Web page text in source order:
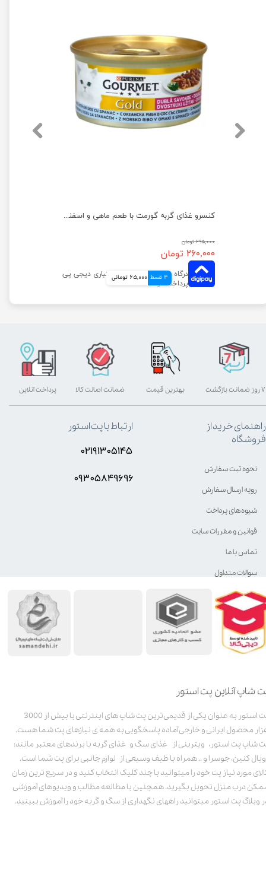
کنسرو غذای گربه گورمت با طعم ماهی و اسفناج وزن ۸۵ گرم
۲۹۵,۰۰۰ تومان
۲۶۰,۰۰۰ تومان
4 قسط 65,000 تومانی
شاپ آنلاین پت استور
پت استور به عنوان یکی از قدیمی‌ترین پت شاپ های اینترنتی با بیش از 3000
محصول ایرانی و خارجی آماده پاسخگویی به همه ی نیازهای پت شما هست.
شاپ پت استور، ویترینی از غذای سگ و غذای گربه با برندهای معتبر مانند:
کنین، جوسرا و .. همراه با طیف وسیعی از لوازم جانبی برای پت شما است.
مورد نیاز پت خود را میتوانید با چند کلیک انتخاب کنید و در سریع ترین زمان
درب منزل تحویل بگیرید. همچنین با مطالعه مطالب و ویدیوهای آموزشی
وبلاگ پت استور میتوانید راههای نگهداری از سگ و گربه خود را آموزش ببینید.
بهترین قیمت پرداخت آنلاین ۷ روز ضمانت بازگشت ضمانت اصالت کالا
راهنمای خرید از
فروشگاه
نحوه ثبت سفارش
رویه ارسال سفارش
شیوه‌های پرداخت
قوانین و مقررات سایت
تماس با ما
سوالات متداول
ارتباط با پت استور
۰۲۱۹۱۳۰۵۱۴۵
۰۹۳۰۵8۴9696